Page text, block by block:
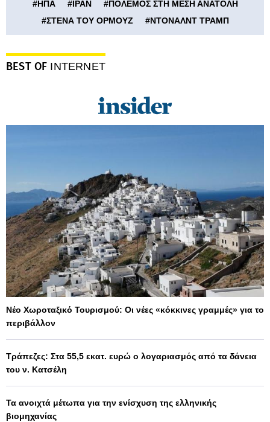
#ΗΠΑ #ΙΡΑΝ #ΠΟΛΕΜΟΣ ΣΤΗ ΜΕΣΗ ΑΝΑΤΟΛΗ
#ΣΤΕΝΑ ΤΟΥ ΟΡΜΟΥΖ #ΝΤΟΝΑΛΝΤ ΤΡΑΜΠ
BEST OF INTERNET
Νέο Χωροταξικό Τουρισμού: Οι νέες «κόκκινες γραμμές» για το
περιβάλλον
Τράπεζες: Στα 55,5 εκατ. ευρώ ο λογαριασμός από τα δάνεια
του ν. Κατσέλη
Τα ανοιχτά μέτωπα για την ενίσχυση της ελληνικής
βιομηχανίας